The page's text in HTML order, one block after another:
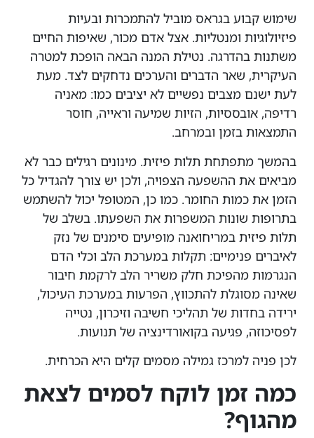
שימוש קבוע בגראס מוביל להתמכרות ובעיות
פיזיולוגיות ומנטליות. אצל אדם מכור, שאיפות החיים
משתנות בהדרגה. נטילת המנה הבאה הופכת למטרה
העיקרית, שאר הדברים והערכים נדחקים לצד. מעת
לעת ישנם מצבים נפשיים לא יציבים כמו: מאניה
רדיפה, אובססיות, הזיות שמיעה וראייה, חוסר
התמצאות בזמן ובמרחב.
בהמשך מתפתחת תלות פיזית. מינונים רגילים כבר לא
מביאים את ההשפעה הצפויה, ולכן יש צורך להגדיל כל
הזמן את כמות החומר. כמו כן, המטופל יכול להשתמש
בתרופות שונות המשפרות את השפעתו. בשלב של
תלות פיזית במריחואנה מופיעים סימנים של נזק
לאיברים פנימיים: תקלות במערכת הלב וכלי הדם
הנגרמות מהפיכת חלק משריר הלב לרקמת חיבור
שאינה מסוגלת להתכווץ, הפרעות במערכת העיכול,
ירידה בחדות של תהליכי חשיבה וזיכרון, נטייה
לפסיכוזה, פגיעה בקואורדינציה של תנועות.
לכן פניה למרכז גמילה מסמים קלים היא הכרחית.
כמה זמן לוקח לסמים לצאת
מהגוף?